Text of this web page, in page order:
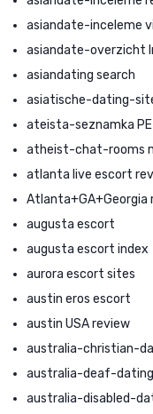
asiandate-inceleme
asiandate-overzicht
asiandating search
asiatische-dating-
ateista-seznamka
atheist-chat-rooms
atlanta live escort
Atlanta+GA+Georgia
augusta escort
augusta escort index
aurora escort sites
austin eros escort
austin USA review
australia-christian-
australia-deaf-
australia-disabled-